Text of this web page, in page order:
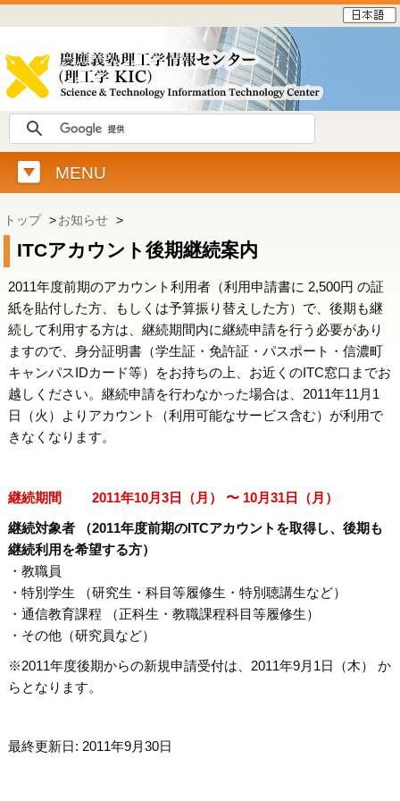
MENU
トップ >お知らせ >
ITCアカウント後期継続案内
2011年度前期のアカウント利用者（利用申請書に 2,500円 の証
紙を貼付した方、もしくは予算振り替えした方）で、後期も継
続して利用する方は、継続期間内に継続申請を行う必要があり
ますので、身分証明書（学生証・免許証・パスポート・信濃町
キャンパスIDカード等）をお持ちの上、お近くのITC窓口までお
越しください。継続申請を行わなかった場合は、2011年11月1
日（火）よりアカウント（利用可能なサービス含む）が利用で
きなくなります。
継続期間 2011年10月3日（月） 〜 10月31日（月）
継続対象者 （2011年度前期のITCアカウントを取得し、後期も
継続利用を希望する方）
・教職員
・特別学生 （研究生・科目等履修生・特別聴講生など）
・通信教育課程 （正科生・教職課程科目等履修生）
・その他（研究員など）
※2011年度後期からの新規申請受付は、2011年9月1日（木） か
らとなります。
最終更新日: 2011年9月30日